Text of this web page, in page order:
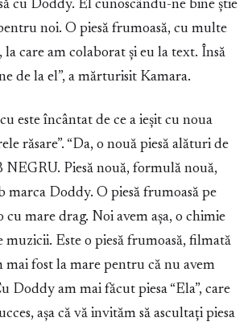
cu Doddy. El cunoscându-ne bine știe
noi. O piesă frumoasă, cu multe
la care am colaborat și eu la text. Însă
de la el”, a mărturisit Kamara.
este încântat de ce a ieșit cu noua
răsare”. “Da, o nouă piesă alături de
NEGRU. Piesă nouă, formulă nouă,
marca Doddy. O piesă frumoasă pe
cu mare drag. Noi avem așa, o chimie
muzicii. Este o piesă frumoasă, filmată
mai fost la mare pentru că nu avem
Doddy am mai făcut piesa “Ela”, care
așa că vă invităm să ascultați piesa